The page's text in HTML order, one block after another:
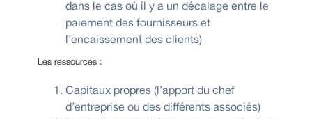
dans le cas où il y a un décalage entre le
paiement des fournisseurs et
l’encaissement des clients)
Les ressources :
Capitaux propres (l’apport du chef
d’entreprise ou des différents associés)